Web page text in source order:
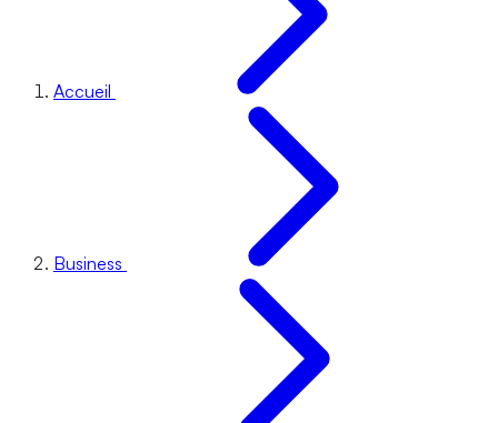
Accueil
Business